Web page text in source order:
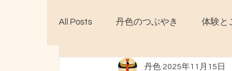
All Posts 丹色のつぶやき 体験と
丹色 2025年11月15日